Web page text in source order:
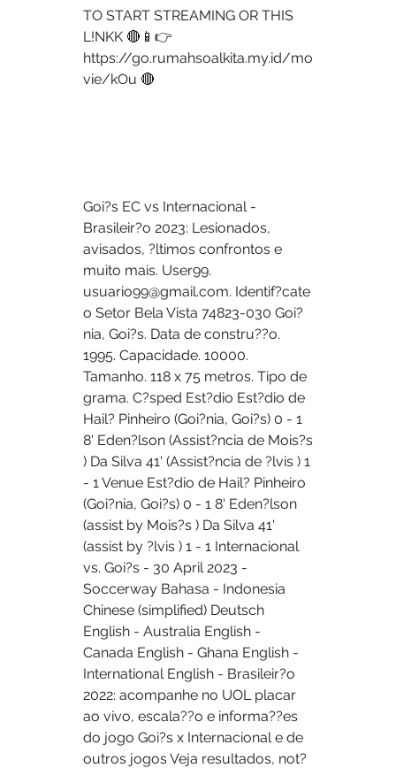
TO START STREAMING OR THIS
L!NKK 🔴📱👉
https://go.rumahsoalkita.my.id/mo
vie/kOu 🔴
Goi?s EC vs Internacional -
Brasileir?o 2023: Lesionados,
avisados, ?ltimos confrontos e
muito mais. User99.
usuario99@gmail.com. Identif?cate
o Setor Bela Vista 74823-030 Goi?
nia, Goi?s. Data de constru??o.
1995. Capacidade. 10000.
Tamanho. 118 x 75 metros. Tipo de
grama. C?sped Est?dio Est?dio de
Hail? Pinheiro (Goi?nia, Goi?s) 0 - 1
8' Eden?lson (Assist?ncia de Mois?s
) Da Silva 41' (Assist?ncia de ?lvis ) 1
- 1 Venue Est?dio de Hail? Pinheiro
(Goi?nia, Goi?s) 0 - 1 8' Eden?lson
(assist by Mois?s ) Da Silva 41'
(assist by ?lvis ) 1 - 1 Internacional
vs. Goi?s - 30 April 2023 -
Soccerway Bahasa - Indonesia
Chinese (simplified) Deutsch
English - Australia English -
Canada English - Ghana English -
International English - Brasileir?o
2022: acompanhe no UOL placar
ao vivo, escala??o e informa??es
do jogo Goi?s x Internacional e de
outros jogos Veja resultados, not?